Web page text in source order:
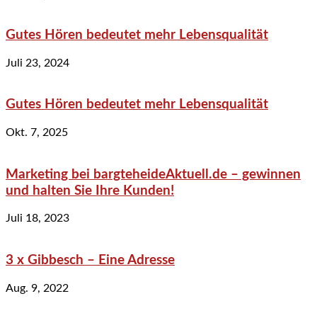
Gutes Hören bedeutet mehr Lebensqualität
Juli 23, 2024
Gutes Hören bedeutet mehr Lebensqualität
Okt. 7, 2025
Marketing bei bargteheideAktuell.de – gewinnen
und halten Sie Ihre Kunden!
Juli 18, 2023
3 x Gibbesch – Eine Adresse
Aug. 9, 2022